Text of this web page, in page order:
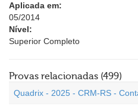
Aplicada em:
05/2014
Nível:
Superior Completo
Provas relacionadas (499)
Quadrix - 2025 - CRM-RS -